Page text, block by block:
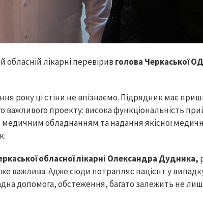
обласній лікарні перевірив голова Черкаської
року ці стіни не впізнаємо. Підрядник має
важливого проекту: висока функціональність
обладнанням та надання якісної
обласної лікарні Олександра Дудника,
важлива. Адже сюди потрапляє пацієнт у
допомога, обстеження, багато залежить не